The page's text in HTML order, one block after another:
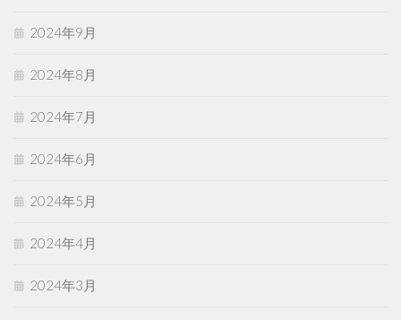
2024年9月
2024年8月
2024年7月
2024年6月
2024年5月
2024年4月
2024年3月